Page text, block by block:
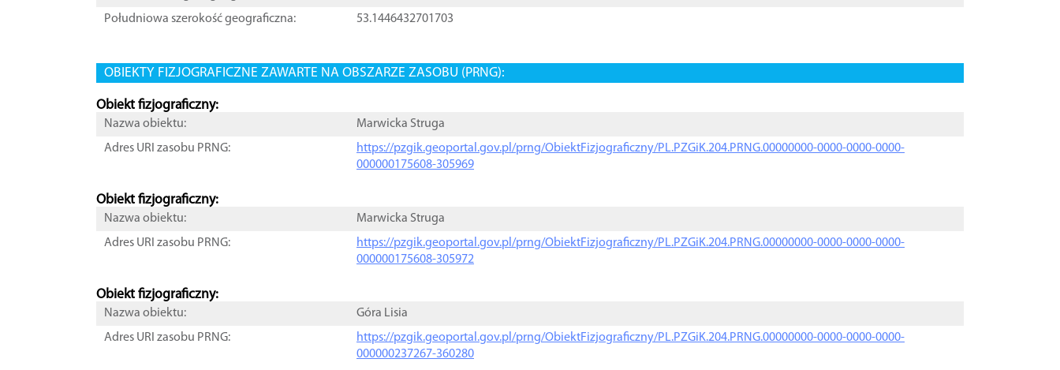
Południowa szerokość geograficzna:
53.1446432701703
OBIEKTY FIZJOGRAFICZNE ZAWARTE NA OBSZARZE ZASOBU (PRNG):
Obiekt fizjograficzny:
Nazwa obiektu:
Marwicka Struga
Adres URI zasobu PRNG:
https://pzgik.geoportal.gov.pl/prng/ObiektFizjograficzny/PL.PZGiK.204.PRNG.00000000-0000-0000-0000-
000000175608-305969
Obiekt fizjograficzny:
Nazwa obiektu:
Marwicka Struga
Adres URI zasobu PRNG:
https://pzgik.geoportal.gov.pl/prng/ObiektFizjograficzny/PL.PZGiK.204.PRNG.00000000-0000-0000-0000-
000000175608-305972
Obiekt fizjograficzny:
Nazwa obiektu:
Góra Lisia
Adres URI zasobu PRNG:
https://pzgik.geoportal.gov.pl/prng/ObiektFizjograficzny/PL.PZGiK.204.PRNG.00000000-0000-0000-0000-
000000237267-360280